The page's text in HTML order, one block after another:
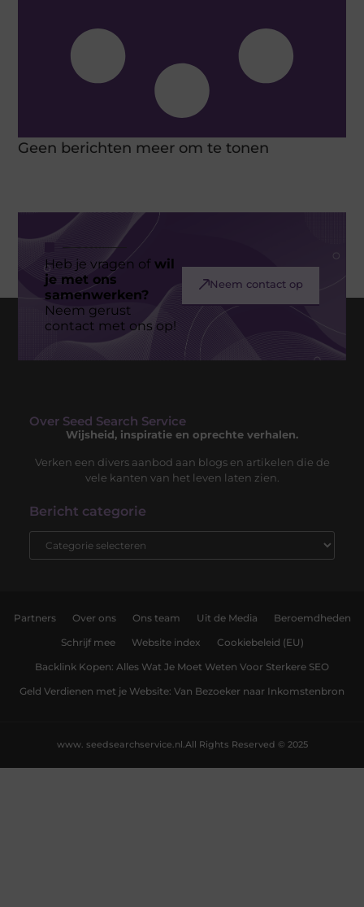
Geen berichten meer om te tonen
Heb je vragen ofwil
je met ons
samenwerken?
Neem gerust
contact met ons op!
Neem contact op
Over Seed Search Service
Wijsheid, inspiratie en oprechte verhalen.
Verken een divers aanbod aan blogs en artikelen die de
vele kanten van het leven laten zien.
Bericht categorie
Partners Over ons Ons team Uit de Media Beroemdheden
Schrijf mee Website index Cookiebeleid (EU)
Backlink Kopen: Alles Wat Je Moet Weten Voor Sterkere SEO
Geld Verdienen met je Website: Van Bezoeker naar Inkomstenbron
All Rights Reserved © 2025
www. seedsearchservice.nl.